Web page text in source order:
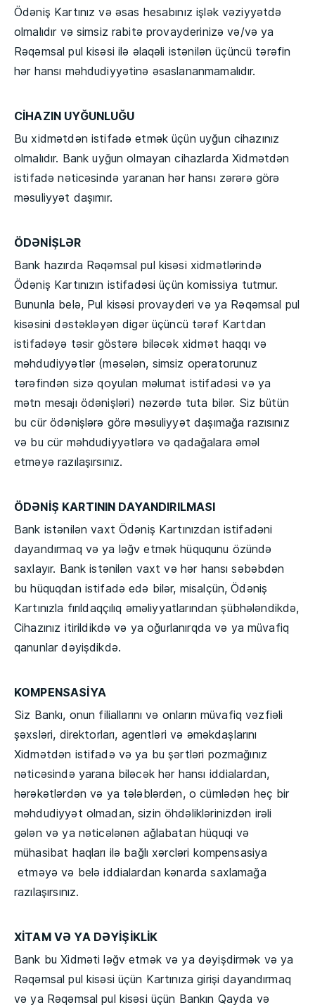
Ödəniş Kartınız və əsas hesabınız işlək vəziyyətdə
olmalıdır və simsiz rabitə provayderinizə və/və ya
Rəqəmsal pul kisəsi ilə əlaqəli istənilən üçüncü tərəfin
hər hansı məhdudiyyətinə əsaslananmamalıdır.
CİHAZIN UYĞUNLUĞU
Bu xidmətdən istifadə etmək üçün uyğun cihazınız
olmalıdır. Bank uyğun olmayan cihazlarda Xidmətdən
istifadə nəticəsində yaranan hər hansı zərərə görə
məsuliyyət daşımır.
ÖDƏNİŞLƏR
Bank hazırda Rəqəmsal pul kisəsi xidmətlərində
Ödəniş Kartınızın istifadəsi üçün komissiya tutmur.
Bununla belə, Pul kisəsi provayderi və ya Rəqəmsal pul
kisəsini dəstəkləyən digər üçüncü tərəf Kartdan
istifadəyə təsir göstərə biləcək xidmət haqqı və
məhdudiyyətlər (məsələn, simsiz operatorunuz
tərəfindən sizə qoyulan məlumat istifadəsi və ya
mətn mesajı ödənişləri) nəzərdə tuta bilər. Siz bütün
bu cür ödənişlərə görə məsuliyyət daşımağa razısınız
və bu cür məhdudiyyətlərə və qadağalara əməl
etməyə razılaşırsınız.
ÖDƏNİŞ KARTININ DAYANDIRILMASI
Bank istənilən vaxt Ödəniş Kartınızdan istifadəni
dayandırmaq və ya ləğv etmək hüququnu özündə
saxlayır. Bank istənilən vaxt və hər hansı səbəbdən
bu hüquqdan istifadə edə bilər, misalçün, Ödəniş
Kartınızla fırıldaqçılıq əməliyyatlarından şübhələndikdə,
Cihazınız itirildikdə və ya oğurlanırqda və ya müvafiq
qanunlar dəyişdikdə.
KOMPENSASİYA
Siz Bankı, onun filiallarını və onların müvafiq vəzfiəli
şəxsləri, direktorları, agentləri və əməkdaşlarını
Xidmətdən istifadə və ya bu şərtləri pozmağınız
nəticəsində yarana biləcək hər hansı iddialardan,
hərəkətlərdən və ya tələblərdən, o cümlədən heç bir
məhdudiyyət olmadan, sizin öhdəliklərinizdən irəli
gələn və ya nəticələnən ağlabatan hüquqi və
mühasibat haqları ilə bağlı xərcləri kompensasiya
etməyə və belə iddialardan kənarda saxlamağa
razılaşırsınız.
XİTAM VƏ YA DƏYİŞİKLİK
Bank bu Xidməti ləğv etmək və ya dəyişdirmək və ya
Rəqəmsal pul kisəsi üçün Kartınıza girişi dayandırmaq
və ya Rəqəmsal pul kisəsi üçün Bankın Qayda və